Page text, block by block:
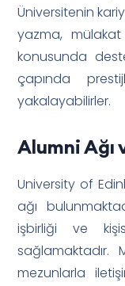
Üniversitenin
yazma,
konusunda
çapında
yakalayabilirler.
Alumni
University of
ağı
işbirliği ve
sağlamaktadır.
mezunlarla